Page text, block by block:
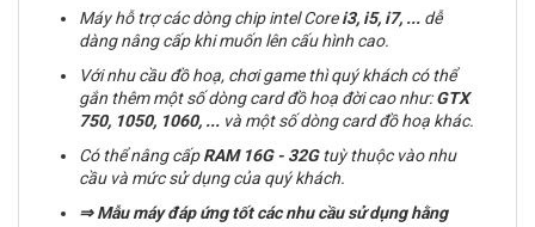
Máy hỗ trợ các dòng chip intel Corei3, i5, i7, ... dễ
dàng nâng cấp khi muốn lên cấu hình cao.
Với nhu cầu đồ hoạ, chơi game thì quý khách có thể
gắn thêm một số dòng card đồ hoạ đời cao như:GTX
750, 1050, 1060, ... và một số dòng card đồ hoạ khác.
Có thể nâng cấpRAM 16G - 32Gtuỳ thuộc vào nhu
cầu và mức sử dụng của quý khách.
⇒Mẫu máy đáp ứng tốt các nhu cầu sử dụng hằng